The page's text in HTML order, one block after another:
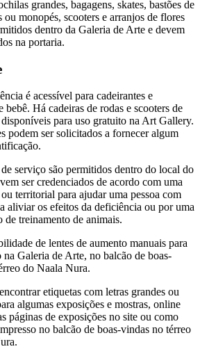
grandes, bagagens, skates, bastões de
ou monopés, scooters e arranjos de flores
dentro da Galeria de Arte e devem
na portaria.
é acessível para cadeirantes e
bebê. Há cadeiras de rodas e scooters de
para uso gratuito na Art Gallery.
podem ser solicitados a fornecer algum
serviço são permitidos dentro do local do
ser credenciados de acordo com uma
territorial para ajudar uma pessoa com
aliviar os efeitos da deficiência ou por uma
de treinamento de animais.
de lentes de aumento manuais para
na Galeria de Arte, no balcão de boas-
do Naala Nura.
etiquetas com letras grandes ou
algumas exposições e mostras, online
páginas de exposições no site ou como
no balcão de boas-vindas no térreo